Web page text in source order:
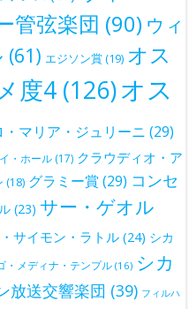
管弦楽団 (90) ウィ
(61) エジソン賞(19) オス
度4 (126)オス
・マリア・ジュリーニ (29)
・ホール (17) クラウディオ・ア
(18) グラミー賞 (29) コンセ
(23) サー・ゲオル
サイモン・ラトル (24) シカ
・メディナ・テンプル (16) シカ
放送交響楽団 (39) フィルハ